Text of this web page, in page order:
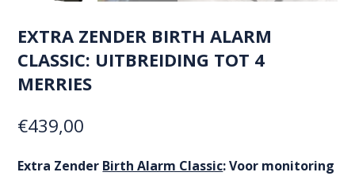
EXTRA ZENDER BIRTH ALARM
CLASSIC: UITBREIDING TOT 4
MERRIES
€439,00
Extra Zender Birth Alarm Classic: Voor monitoring